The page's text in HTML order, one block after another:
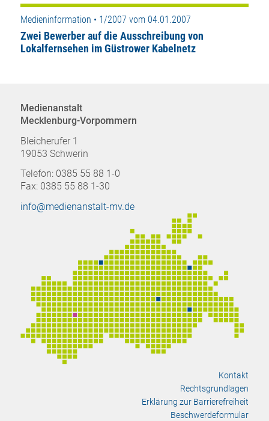
Medieninformation • 1/2007 vom 04.01.2007
Zwei Bewerber auf die Ausschreibung von
Lokalfernsehen im Güstrower Kabelnetz
Medienanstalt
Mecklenburg-Vorpommern
Bleicherufer 1
19053 Schwerin
Telefon: 0385 55 88 1-0
Fax: 0385 55 88 1-30
info@medienanstalt-mv.de
Kontakt
Rechtsgrundlagen
Erklärung zur Barrierefreiheit
Beschwerdeformular